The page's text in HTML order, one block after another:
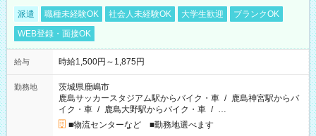
派遣 職種未経験OK 社会人未経験OK 大学生歓迎
ブランクOK
WEB登録・面接OK
給与 時給1,500円～1,875円
勤務地
茨城県鹿嶋市
鹿島サッカースタジアム駅からバイク・車 / 鹿島神宮駅からバ
イク・車 / 鹿島大野駅からバイク・車 / …
■物流センターなど ■勤務地選べます